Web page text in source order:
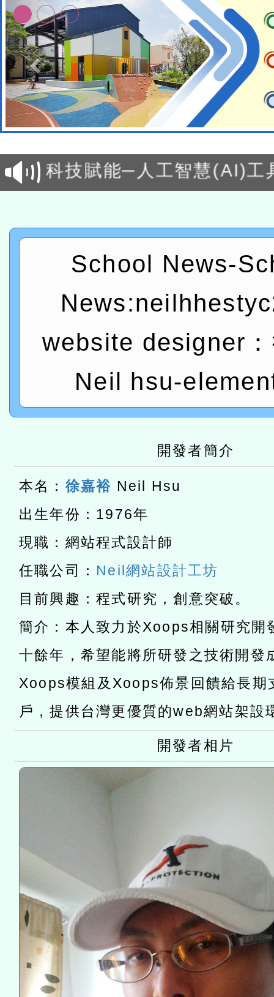
本館辦理115年度閱讀磐
讀推動專業研習
科技賦能─人工智慧(AI)工
程
A3數位素養講師名單
有關大陸委員會函釋公務
研究院辦理「115年表揚
位及節水達人選拔活動」
115年8月22日(星期六)辦
市孔廟祈福系列活動—儒
航」
2026年桃園地景藝術節教
「2026桃園藝術巡演」活
宜
轉知教育部國民及學前教
進學校輔導計畫師資專業
計畫
讀推動專業研習
科技賦能─人工智慧(AI)工
程
A3數位素養講師名單
「數位內容與教學軟體線
有關大陸委員會函釋公務
赴陸應申請許可一案
轉知經濟部水利署委託財
研究院辦理「115年表揚
位及節水達人選拔活動」
115年8月22日(星期六)辦
市孔廟祈福系列活動—儒
航」
2026年桃園地景藝術節教
「2026桃園藝術巡演」活
宜
轉知教育部國民及學前教
灣師範大學辦理「114至
進學校輔導計畫師資專業
School News-
website designer
Neil hsu-
開發者簡介
本名： 徐嘉裕 Neil Hsu
出生年份：1976年
現職：網站程式設計師
任職公司： Neil網站設計工坊
目前興趣：程式研究，創意突破。
簡介：本人致力於Xoops相關研究開
十餘年，希望能將所研發之技術開發
Xoops模組及Xoops佈景回饋給長期
戶，提供台灣更優質的web網站架設
開發者相片